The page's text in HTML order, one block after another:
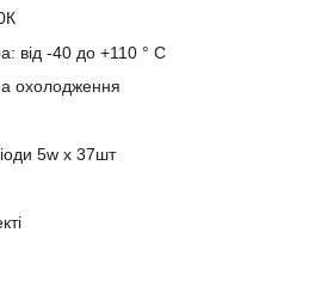
від -40 до +110 ° C
охолодження
5w x 37шт